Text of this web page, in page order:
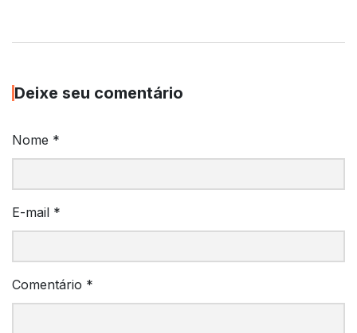
Deixe seu comentário
Comentário *
Nome *
E-mail *